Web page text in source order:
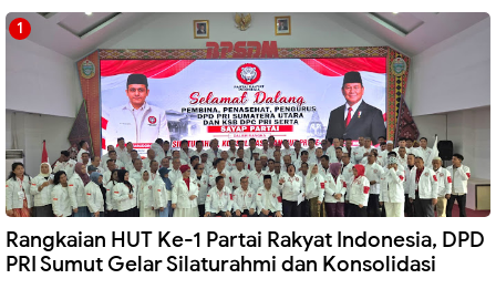
Rangkaian HUT Ke-1 Partai Rakyat Indonesia, DPD
PRI Sumut Gelar Silaturahmi dan Konsolidasi